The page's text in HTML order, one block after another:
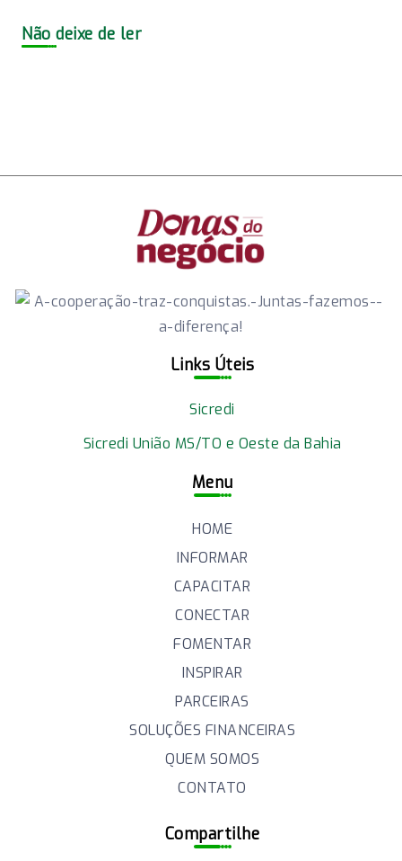
Não deixe de ler
Links Úteis
Sicredi
Sicredi União MS/TO e Oeste da Bahia
Menu
HOME
INFORMAR
CAPACITAR
CONECTAR
FOMENTAR
INSPIRAR
PARCEIRAS
SOLUÇÕES FINANCEIRAS
QUEM SOMOS
CONTATO
Compartilhe